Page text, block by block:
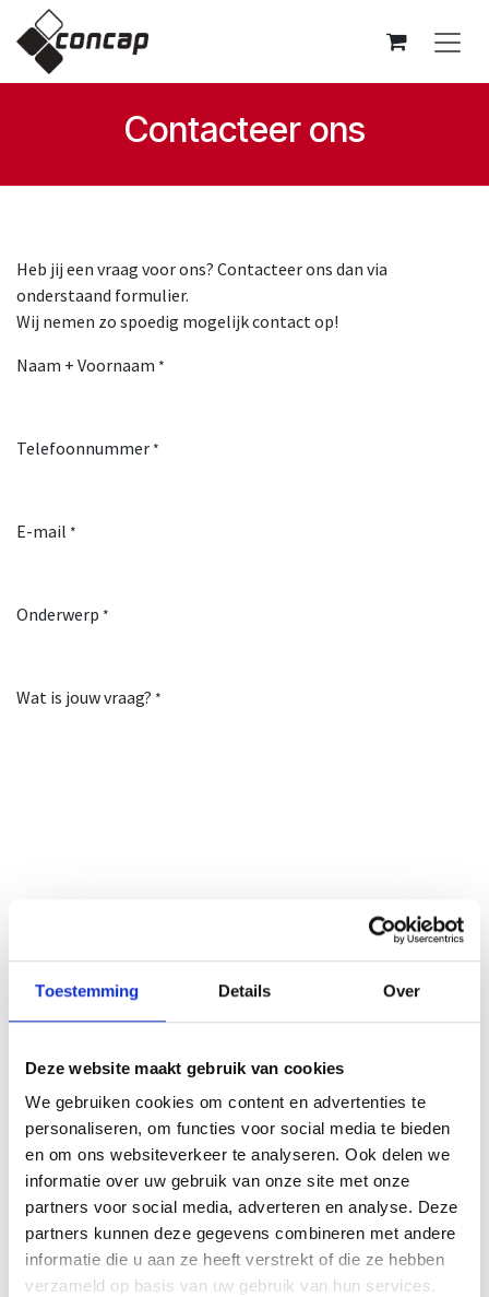
Toestemming Details Over
Deze website maakt gebruik van cookies
We gebruiken cookies om content en advertenties te
personaliseren, om functies voor social media te bieden
en om ons websiteverkeer te analyseren. Ook delen we
informatie over uw gebruik van onze site met onze
partners voor social media, adverteren en analyse. Deze
partners kunnen deze gegevens combineren met andere
informatie die u aan ze heeft verstrekt of die ze hebben
verzameld op basis van uw gebruik van hun services.
Overslaan naar inhoud
Contacteer ons
Heb jij een vraag voor ons? Contacteer ons dan via
onderstaand formulier.
Wij nemen zo spoedig mogelijk contact op!
Naam + Voornaam *
Telefoonnummer *
E-mail *
Onderwerp *
Wat is jouw vraag? *
Verstuur
Ik ben akkoord met de voorwaarden*